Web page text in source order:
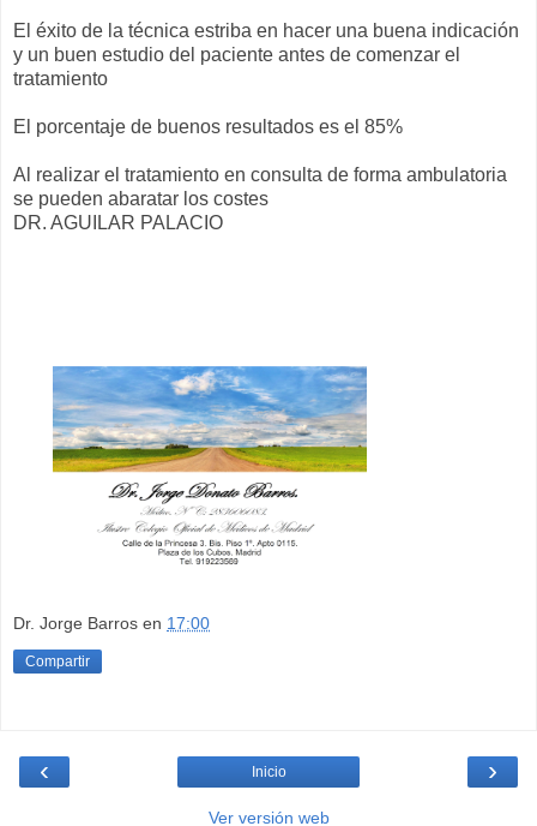
El éxito de la técnica estriba en hacer una buena indicación
y un buen estudio del paciente antes de comenzar el
tratamiento
El porcentaje de buenos resultados es el 85%
Al realizar el tratamiento en consulta de forma ambulatoria
se pueden abaratar los costes
DR. AGUILAR PALACIO
Dr. Jorge Barros en 17:00
Compartir
‹ ›
Inicio
Ver versión web